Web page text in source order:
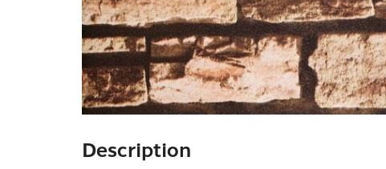
Description